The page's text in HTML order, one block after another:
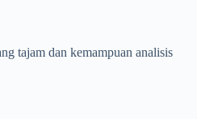
tajam dan kemampuan analisis